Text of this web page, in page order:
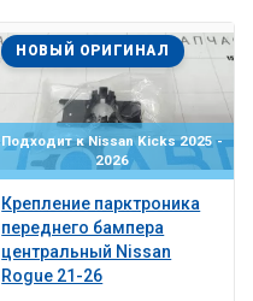
Подходит к Nissan Kicks 2025 -
2026
Крепление парктроника
переднего бампера
центральный Nissan
Rogue 21-26
НОВЫЙ ОРИГИНАЛ